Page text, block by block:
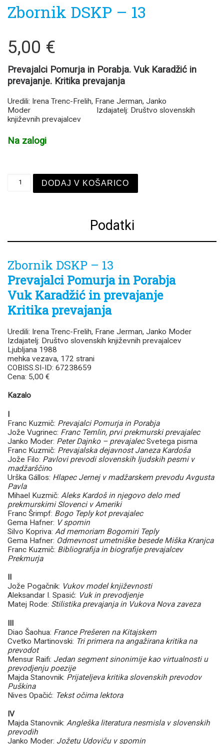
Zbornik DSKP – 13
5,00 €
Prevajalci Pomurja in Porabja. Vuk Karadžić in
prevajanje. Kritika prevajanja
Uredili: Irena Trenc-Frelih, Frane Jerman, Janko
Moder Izdajatelj: Društvo slovenskih
književnih prevajalcev
Na zalogi
Zbornik DSKP – 13 količina
DODAJ V KOŠARICO
Podatki
Zbornik DSKP – 13
Prevajalci Pomurja in Porabja
Vuk Karadžić in prevajanje
Kritika prevajanja
Uredili: Irena Trenc-Frelih, Frane Jerman, Janko Moder
Izdajatelj: Društvo slovenskih književnih prevajalcev
Ljubljana 1988
mehka vezava, 172 strani
COBISS.SI-ID: 67238659
Cena: 5,00 €
Kazalo
I
Franc Kuzmič: Prevajalci Pomurja in Porabja
Jože Vugrinec: Franc Temlin, prvi prekmurski prevajalec
Janko Moder: Peter Dajnko – prevajalecSvetega pisma
Franc Kuzmič: Prevajalska dejavnost Janeza Kardoša
Jože Filo: Pavlovi prevodi slovenskih ljudskih pesmi v
madžarščino
Urška Gállos: Hlapec Jernej v madžarskem prevodu Avgusta
Pavla
Mihael Kuzmič: Aleks Kardoš in njegovo delo med
prekmurskimi Slovenci v Ameriki
Franc Šrimpf: Bogo Teply kot prevajalec
Gema Hafner: V spomin
Silvo Kopriva: Ad memoriam Bogomiri Teply
Gema Hafner: Odmevnost umetniške besede Miška Kranjca
Franc Kuzmič: Bibliografija in biografije prevajalcev
Prekmurja
II
Jože Pogačnik: Vukov model književnosti
Aleksandar I. Spasić: Vuk in prevodjenje
Matej Rode: Stilistika prevajanja in Vukova Nova zaveza
III
Diao Šaohua: France Prešeren na Kitajskem
Cvetko Martinovski: Tri primera na angažirana kritika na
prevodot
Mensur Raifi: Jedan segment sinonimije kao virtualnosti u
prevodjenju poezije
Majda Stanovnik: Prijateljeva kritika slovenskih prevodov
Puškina
Nives Opačić: Tekst očima lektora
IV
Majda Stanovnik: Angleška literatura nesmisla v slovenskih
prevodih
Janko Moder: Jožetu Udoviču v spomin